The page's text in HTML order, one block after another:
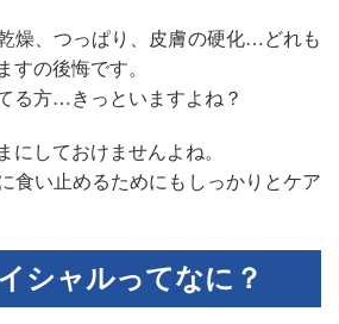
燥、つっぱり、皮膚の硬化…どれも
すの後悔です。
る方…きっといますよね？
にしておけませんよね。
食い止めるためにもしっかりとケア
シャルってなに？